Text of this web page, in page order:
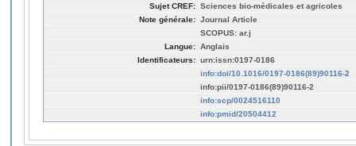
Sujet CREF: Sciences bio-médicales et agricoles
Note générale: Journal Article
SCOPUS: ar.j
Langue: Anglais
Identificateurs: urn:issn:0197-0186
info:doi/10.1016/0197-0186(89)90116-2
info:pii/0197-0186(89)90116-2
info:scp/0024516110
info:pmid/20504412